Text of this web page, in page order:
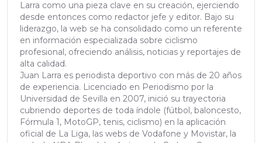
Larra como una pieza clave en su creación, ejerciendo
desde entonces como redactor jefe y editor. Bajo su
liderazgo, la web se ha consolidado como un referente
en información especializada sobre ciclismo
profesional, ofreciendo análisis, noticias y reportajes de
alta calidad.
Juan Larra es periodista deportivo con más de 20 años
de experiencia. Licenciado en Periodismo por la
Universidad de Sevilla en 2007, inició su trayectoria
cubriendo deportes de toda índole (fútbol, baloncesto,
Fórmula 1, MotoGP, tenis, ciclismo) en la aplicación
oficial de La Liga, las webs de Vodafone y Movistar, la